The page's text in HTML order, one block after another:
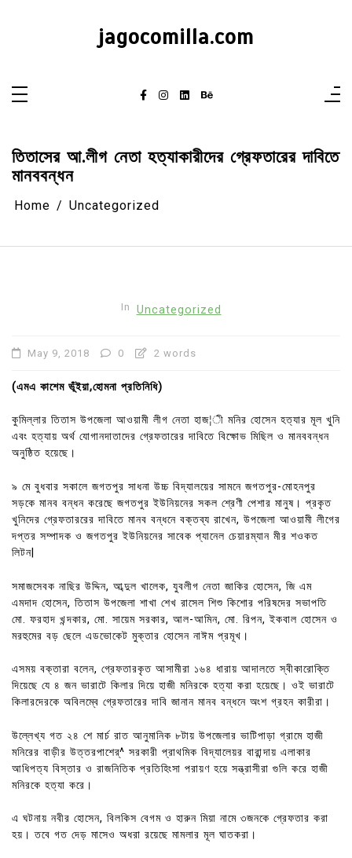
jagocomilla.com
তিতাসের আ.লীগ নেতা হত্যাকারীদের গ্রেফতারের দাবিতে
মানববন্ধন
Home Uncategorized
In Uncategorized
May 9, 2018 0 2 words
(এমএ কাশেম ভূঁইয়া,হোমনা প্রতিনিধি)
কুমিল্লার তিতাস উপজেলা আওয়ামী লীগ নেতা হাজ¦ী মনির হোসেন হত্যার মূল খুনি
এবং হত্যায় অর্থ যোগানদাতাদের গ্রেফতারের দাবিতে বিক্ষোভ মিছিল ও মানববন্ধন
অনুষ্ঠিত হয়েছে।
৯ মে বুধবার সকালে জগতপুর সাধনা উচ্চ বিদ্যালয়ের সামনে জগতপুর-মোহনপুর
সড়কে মানব বন্ধন করেছে জগতপুর ইউনিয়নের সকল শ্রেণী পেশার মানুষ। প্রকৃত
খুনিদের গ্রেফতাররের দাবিতে মানব বন্ধনে বক্তব্য রাখেন, উপজেলা আওয়ামী লীগের
দপ্তর সম্পাদক ও জগতপুর ইউনিয়নের সাবেক প্যানেল চেয়ারম্যান মীর শওকত
লিটন|
সমাজসেবক নাছির উদ্দিন, আব্দুল খালেক, যুবলীগ নেতা জাকির হোসেন, জি এম
এমদাদ হোসেন, তিতাস উপজেলা শাখা শেখ রাসেল শিশু কিশোর পরিষদের সভাপতি
মো. ফরহাদ খন্দকার, মো. সায়েম সরকার, আল-আমিন, মো. রিপন, ইকবাল হোসেন ও
মরহুমের বড় ছেলে এডভোকেট মুক্তার হোসেন নাঈম প্রমূখ।
এসময় বক্তারা বলেন, গ্রেফতারকৃত আসামীরা ১৬৪ ধারায় আদালতে স্বীকারোক্তি
দিয়েছে যে ৪ জন ভারাটে কিলার দিয়ে হাজী মনিরকে হত্যা করা হয়েছে। ওই ভারাটে
কিলারদেরকে অবিলম্বে গ্রেফতারের দাবি জানান মানব বন্ধনে অংশ গ্রহন কারীরা।
উল্লেখ্য গত ২৪ শে মার্চ রাত আনুমানিক ৮টায় উপজেলার ভাটিপাড়া গ্রামে হাজী
মনিরের বাড়ীর উত্তরপাশের্^ সরকারী প্রাথমিক বিদ্যালেয়র বারান্দায় এলাকার
আধিপত্য বিস্তার ও রাজনিতিক প্রতিহিংসা পরায়ণ হয়ে সন্ত্রাসীরা গুলি করে হাজী
মনিরকে হত্যা করে।
এ ঘটনায় নবীর হোসেন, বিলকিস বেগম ও হারুন মিয়া নামে ৩জনকে গ্রেফতার করা
হয়। তবে গত দেড় মাসেও অধরা রয়েছে মামলার মূল ঘাতকরা।